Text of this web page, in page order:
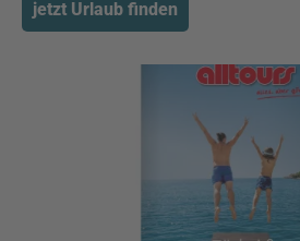
jetzt Urlaub finden